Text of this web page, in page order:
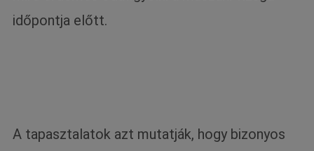
időpontja előtt.
A tapasztalatok azt mutatják, hogy bizonyos